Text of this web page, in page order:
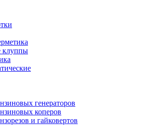
клуппы
генераторов
коперов
и гайковертов